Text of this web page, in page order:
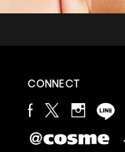
ム詳細についてはこ
CONNECT